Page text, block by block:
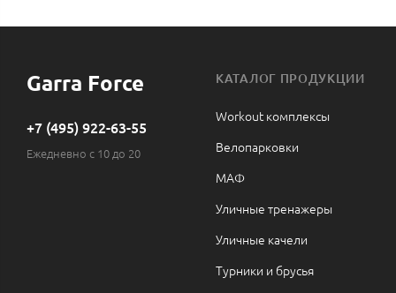
Garra Force
+7 (495) 922-63-55
Ежедневно с 10 до 20
КАТАЛОГ ПРОДУКЦИИ
Workout комплексы
Велопарковки
МАФ
Уличные тренажеры
Уличные качели
Турники и брусья